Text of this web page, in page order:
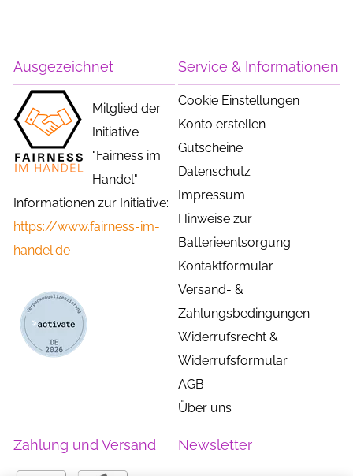
Ausgezeichnet
Mitglied der
Initiative
"Fairness im
Handel"
Informationen zur Initiative:
https://www.fairness-im-
handel.de
Service & Informationen
Cookie Einstellungen
Konto erstellen
Gutscheine
Datenschutz
Impressum
Hinweise zur
Batterieentsorgung
Kontaktformular
Versand- &
Zahlungsbedingungen
Widerrufsrecht &
Widerrufsformular
AGB
Über uns
Zahlung und Versand Newsletter